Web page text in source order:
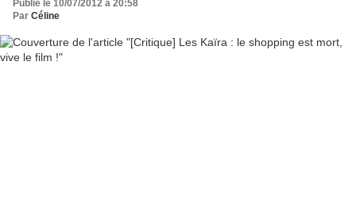
Publié le 10/07/2012 à 20:58
Par Céline